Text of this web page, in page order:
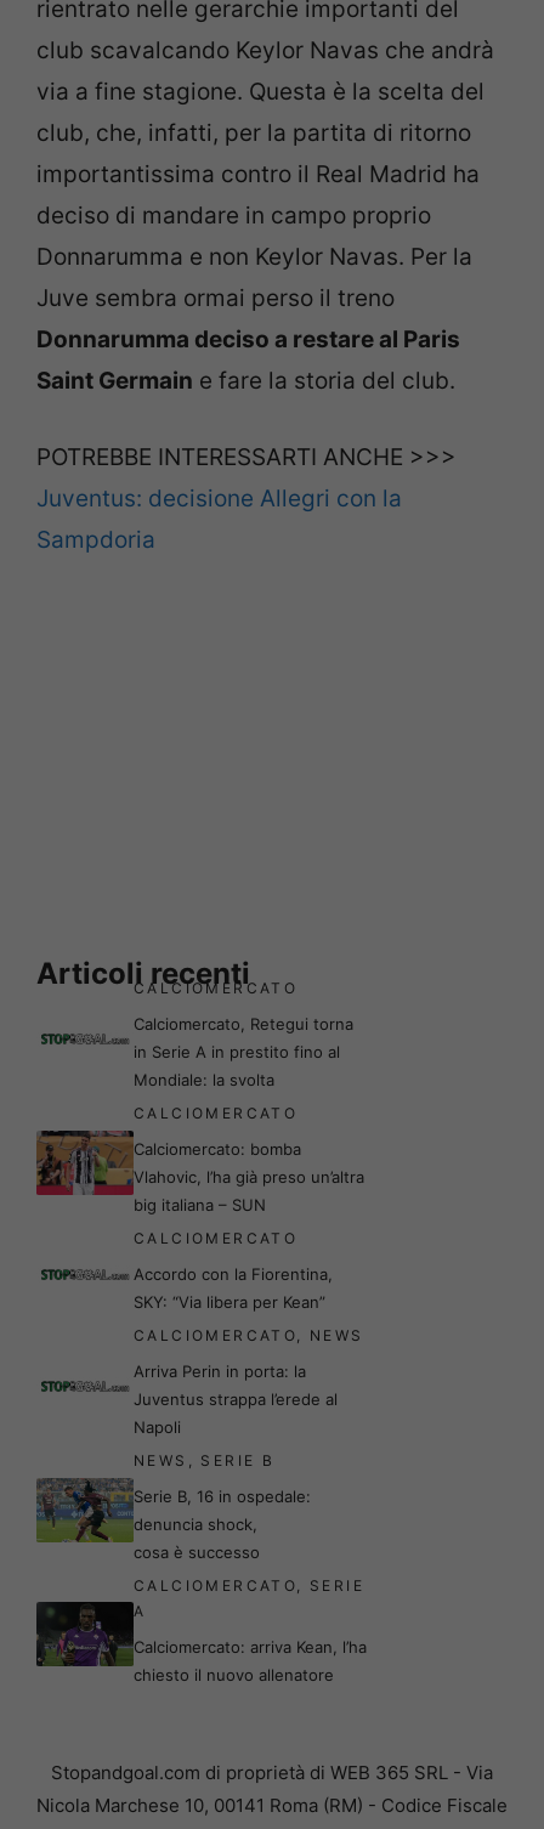
rientrato nelle gerarchie importanti del
club scavalcando Keylor Navas che andrà
via a fine stagione. Questa è la scelta del
club, che, infatti, per la partita di ritorno
importantissima contro il Real Madrid ha
deciso di mandare in campo proprio
Donnarumma e non Keylor Navas. Per la
Juve sembra ormai perso il treno
Donnarumma deciso a restare al Paris
Saint Germain e fare la storia del club.
POTREBBE INTERESSARTI ANCHE >>>
Juventus: decisione Allegri con la
Sampdoria
Articoli recenti
CALCIOMERCATO
Calciomercato, Retegui torna
in Serie A in prestito fino al
Mondiale: la svolta
CALCIOMERCATO
Calciomercato: bomba
Vlahovic, l’ha già preso un’altra
big italiana – SUN
CALCIOMERCATO
Accordo con la Fiorentina,
SKY: “Via libera per Kean”
CALCIOMERCATO, NEWS
Arriva Perin in porta: la
Juventus strappa l’erede al
Napoli
NEWS , SERIE B
Serie B, 16 in ospedale:
denuncia shock,
cosa è successo
CALCIOMERCATO, SERIE
A
Calciomercato: arriva Kean, l’ha
chiesto il nuovo allenatore
Stopandgoal.com di proprietà di WEB 365 SRL - Via
Nicola Marchese 10, 00141 Roma (RM) - Codice Fiscale